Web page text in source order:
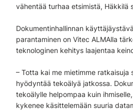
vähentää turhaa etsimistä, Häkkilä
Dokumentinhallinnan
parantaminen on Vitec ALMAlla
teknologinen kehitys laajentaa
– Totta kai me mietimme ratkaisuja
hyödyntää tekoälyä jatkossa.
tekoälylle helpompaa kuin
kykenee käsittelemään suuria